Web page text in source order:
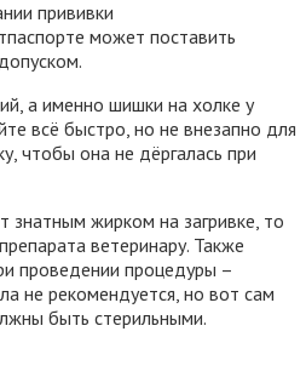
прививки
может поставить
а именно шишки на холке у
всё быстро, но не внезапно для
чтобы она не дёргалась при
знатным жирком на загривке, то
ветеринару. Также
проведении процедуры –
не рекомендуется, но вот сам
быть стерильными.